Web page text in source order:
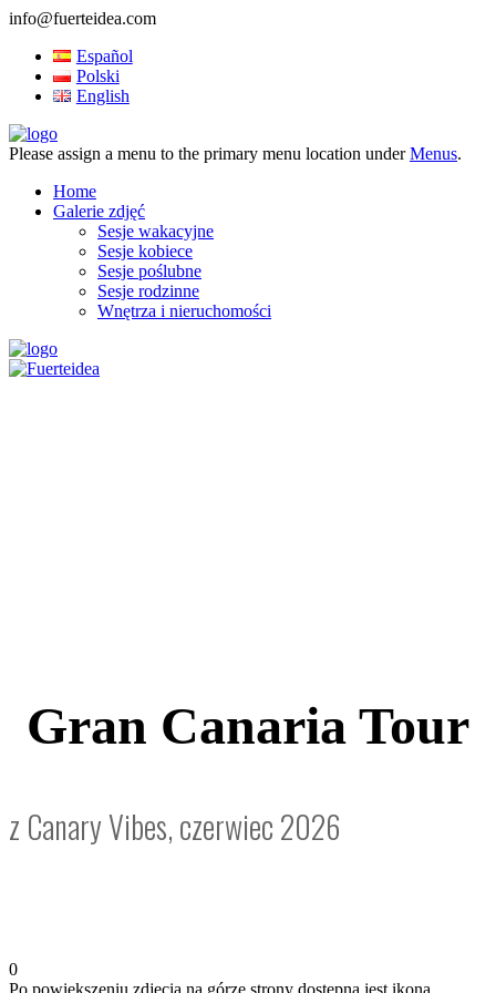
info@fuerteidea.com
Español
Polski
English
Please assign a menu to the primary menu location underMenus.
Home
Galerie zdjęć
Sesje wakacyjne
Sesje kobiece
Sesje poślubne
Sesje rodzinne
Wnętrza i nieruchomości
Gran Canaria Tour
z Canary Vibes, czerwiec 2026
0